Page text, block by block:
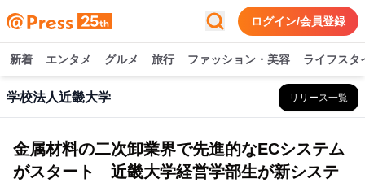
ログイン/会員登録
新着 エンタメ グルメ 旅行 ファッション・美容 ライフスタ
学校法人近畿大学 リリース一覧
金属材料の二次卸業界で先進的なECシステム
がスタート 近畿大学経営学部生が新システ